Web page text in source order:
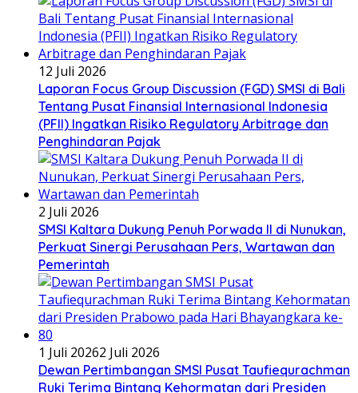
12 Juli 2026
Laporan Focus Group Discussion (FGD) SMSI di Bali
Tentang Pusat Finansial Internasional Indonesia
(PFII) Ingatkan Risiko Regulatory Arbitrage dan
Penghindaran Pajak
2 Juli 2026
SMSI Kaltara Dukung Penuh Porwada II di Nunukan,
Perkuat Sinergi Perusahaan Pers, Wartawan dan
Pemerintah
1 Juli 20262 Juli 2026
Dewan Pertimbangan SMSI Pusat Taufiequrachman
Ruki Terima Bintang Kehormatan dari Presiden